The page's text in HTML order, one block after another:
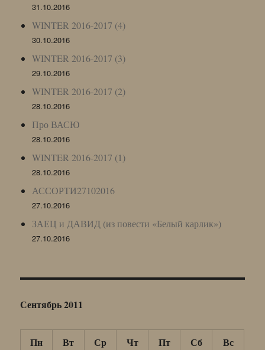
31.10.2016
WINTER 2016-2017 (4)
30.10.2016
WINTER 2016-2017 (3)
29.10.2016
WINTER 2016-2017 (2)
28.10.2016
Про ВАСЮ
28.10.2016
WINTER 2016-2017 (1)
28.10.2016
АССОРТИ27102016
27.10.2016
ЗАЕЦ и ДАВИД (из повести «Белый карлик»)
27.10.2016
Сентябрь 2011
Пн Вт Ср Чт Пт Сб
Вс